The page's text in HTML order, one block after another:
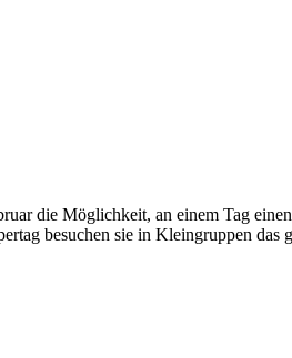
die Möglichkeit, an einem Tag
besuchen sie in Kleingruppen